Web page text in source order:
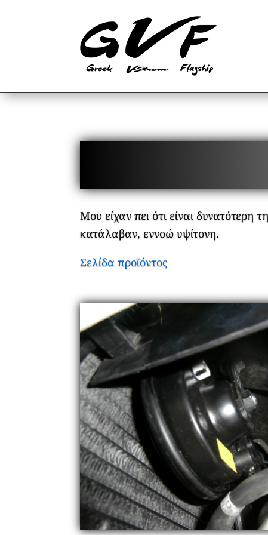
Μου είχαν πει ότι είναι
κατάλαβαν, εννοώ υψίτονη.
Σελίδα προϊόντος